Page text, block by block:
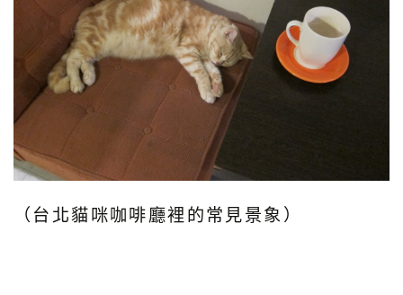
（台北貓咪咖啡廳裡的常見景象）